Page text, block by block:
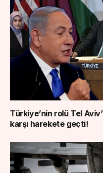
Türkiye’nin rolü Tel
karşı harekete geçti!